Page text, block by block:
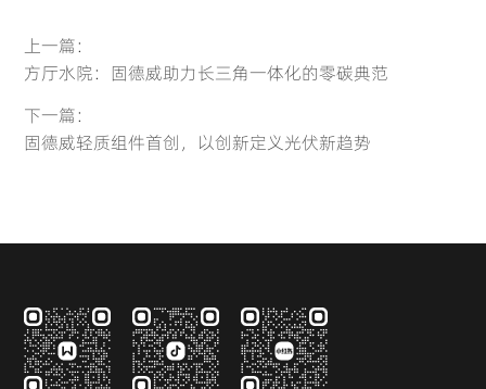
上一篇：
方厅水院：固德威助力长三角一体化的零碳典范
下一篇：
固德威轻质组件首创，以创新定义光伏新趋势